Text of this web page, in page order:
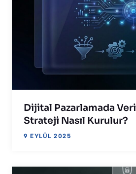
Dijital Pazarlamada
Strateji Nasıl Kurulur?
9 EYLÜL 2025